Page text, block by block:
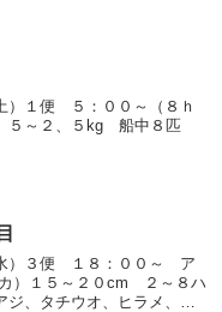
）１便 ５：００～（８ｈ
５～２、５kg 船中８匹
）３便 １８：００～ ア
）１５～２０cm ２～８ハ
ジ、タチウオ、ヒラメ、キ